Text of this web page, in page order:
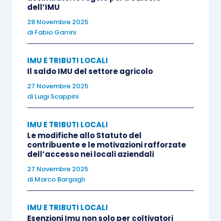
occupanti dell’utenza domestica e facendo
lievitare conseguentemente l’importo della TARI.
ragionevolmente essere contraddistinte da una
può attribuire alle abitazioni e che, così
procedendo, il nucleo familiare, che costituisce
un parametro per la definizione della parte
variabile, verrebbe preso in considerazione due
volte.
Pertanto, laddove il contribuente riscontri un
dal Comune o dal soggetto gestore del servizio
dell’IMU
28 Novembre 2025
di Fabio Garrini
IMU E TRIBUTI LOCALI
Il saldo IMU del settore agricolo
27 Novembre 2025
di Luigi Scappini
IMU E TRIBUTI LOCALI
Le modifiche allo Statuto del
contribuente e le motivazioni rafforzate
dell’accesso nei locali aziendali
27 Novembre 2025
di Marco Bargagli
IMU E TRIBUTI LOCALI
Esenzioni Imu non solo per coltivatori